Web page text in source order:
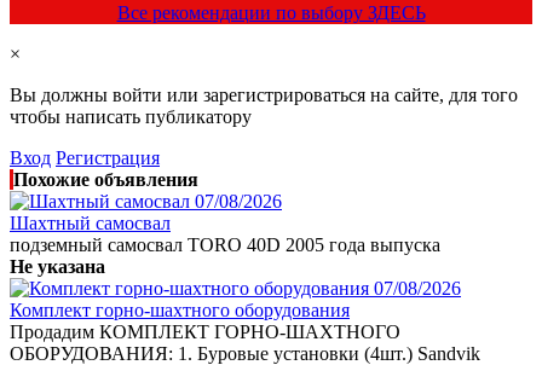
Все рекомендации по выбору ЗДЕСЬ
×
Вы должны войти или зарегистрироваться на сайте, для того
чтобы написать публикатору
Вход Регистрация
Похожие объявления
07/08/2026
Шахтный самосвал
подземный самосвал TORO 40D 2005 года выпуска
Не указана
07/08/2026
Комплект горно-шахтного оборудования
Продадим КОМПЛЕКТ ГОРНО-ШАХТНОГО
ОБОРУДОВАНИЯ: 1. Буровые установки (4шт.) Sandvik